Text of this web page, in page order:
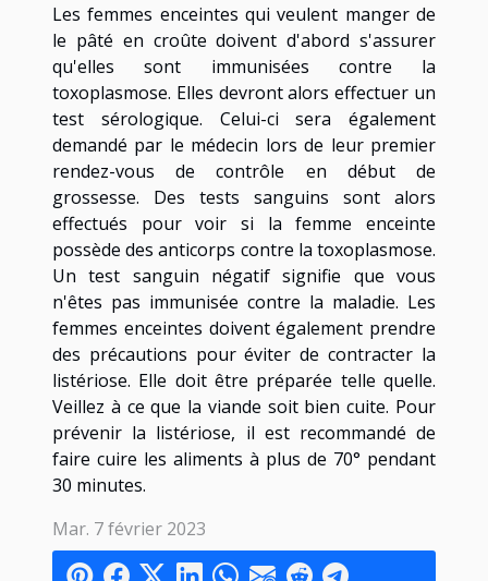
Les femmes enceintes qui veulent manger de
le pâté en croûte doivent d'abord s'assurer
qu'elles sont immunisées contre la
toxoplasmose. Elles devront alors effectuer un
test sérologique. Celui-ci sera également
demandé par le médecin lors de leur premier
rendez-vous de contrôle en début de
grossesse. Des tests sanguins sont alors
effectués pour voir si la femme enceinte
possède des anticorps contre la toxoplasmose.
Un test sanguin négatif signifie que vous
n'êtes pas immunisée contre la maladie. Les
femmes enceintes doivent également prendre
des précautions pour éviter de contracter la
listériose. Elle doit être préparée telle quelle.
Veillez à ce que la viande soit bien cuite. Pour
prévenir la listériose, il est recommandé de
faire cuire les aliments à plus de 70° pendant
30 minutes.
Mar. 7 février 2023